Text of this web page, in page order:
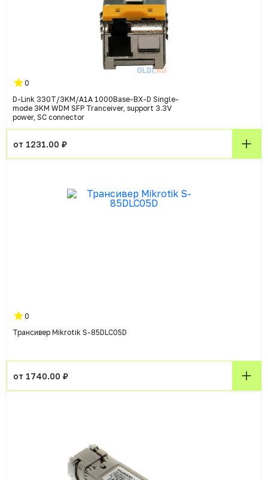
0
D-Link 330T/3KM/A1A 1000Base-BX-D Single-
mode 3KM WDM SFP Tranceiver, support 3.3V
power, SC connector
от 1231.00 ₽
0
Трансивер Mikrotik S-85DLC05D
от 1740.00 ₽